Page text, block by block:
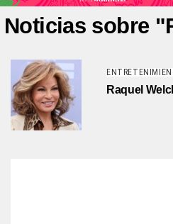
Noticias sobre
Raquel